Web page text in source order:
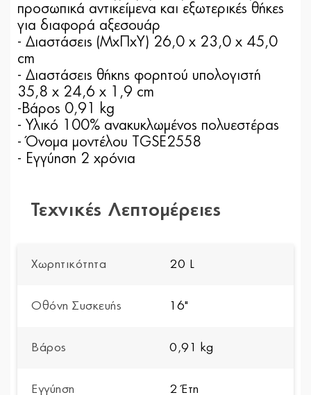
προσωπικά αντικείμενα και εξωτερικές θήκες
για διαφορά αξεσουάρ
- Διαστάσεις (ΜxΠxΥ) 26,0 x 23,0 x 45,0
cm
- Διαστάσεις θήκης φορητού υπολογιστή
35,8 x 24,6 x 1,9 cm
-Βάρος 0,91 kg
- Υλικό 100% ανακυκλωμένος πολυεστέρας
- Όνομα μοντέλου TGSE2558
- Εγγύηση 2 χρόνια
Τεχνικές Λεπτομέρειες
Χωρητικότητα 20 L
Οθόνη Συσκευής 16"
Βάρος 0,91 kg
Εγγύηση 2 Έτη